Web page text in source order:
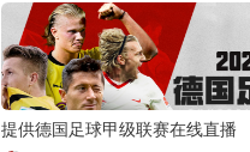
提供德国足球甲级联赛在线直播